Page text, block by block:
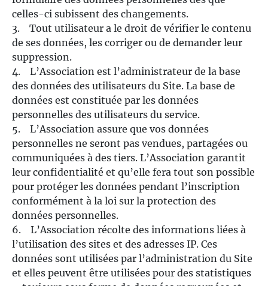
celles-ci subissent des changements.
3. Tout utilisateur a le droit de vérifier le contenu
de ses données, les corriger ou de demander leur
suppression.
4. L’Association est l’administrateur de la base
des données des utilisateurs du Site. La base de
données est constituée par les données
personnelles des utilisateurs du service.
5. L’Association assure que vos données
personnelles ne seront pas vendues, partagées ou
communiquées à des tiers. L’Association garantit
leur confidentialité et qu’elle fera tout son possible
pour protéger les données pendant l’inscription
conformément à la loi sur la protection des
données personnelles.
6. L’Association récolte des informations liées à
l’utilisation des sites et des adresses IP. Ces
données sont utilisées par l’administration du Site
et elles peuvent être utilisées pour des statistiques